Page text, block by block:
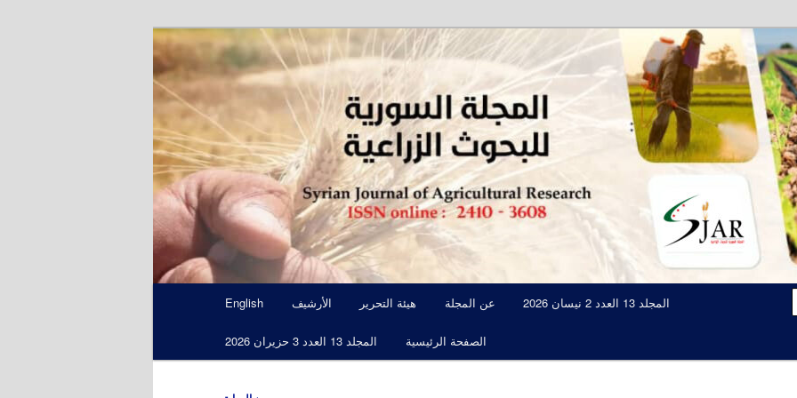
المجلة السورية للبحوث الزراعية SJAR
مجلة علمية محكمة تصدرها الهيئة العامة للبحوث العلمية الزراعية
English الأرشيف هيئة التحرير عن المجلة المجلد 13 العدد 2 نيسان 2026
المجلد 13 العدد 3 حزيران 2026 الصفحة الرئيسية